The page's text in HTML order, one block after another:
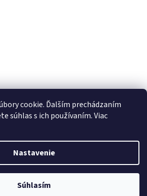
cookie. Ďalším prechádzaním
súhlas s ich používaním. Viac
Nastavenie
Súhlasím
Instagrame
Vytvoril Shoptet
. Všetky práva vyhradené.